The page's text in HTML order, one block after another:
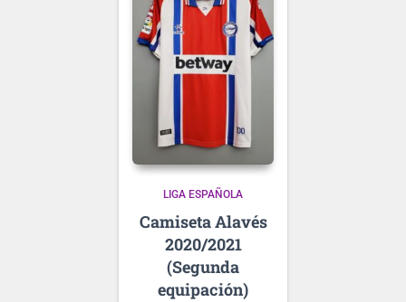
LIGA ESPAÑOLA
Alavés
2020/2021
(Segunda
equipación)